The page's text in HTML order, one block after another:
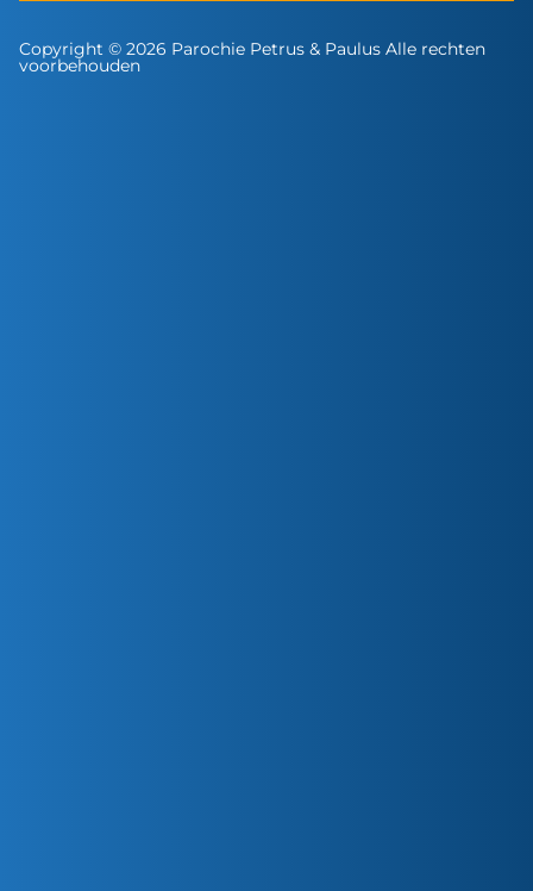
Copyright © 2026 Parochie Petrus & Paulus Alle rechten
voorbehouden